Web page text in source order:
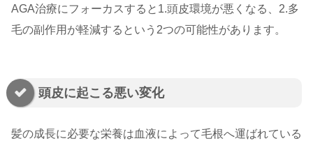
AGA治療にフォーカスすると1.頭皮環境が悪くなる、2.多
毛の副作用が軽減するという2つの可能性があります。
頭皮に起こる悪い変化
髪の成長に必要な栄養は血液によって毛根へ運ばれている